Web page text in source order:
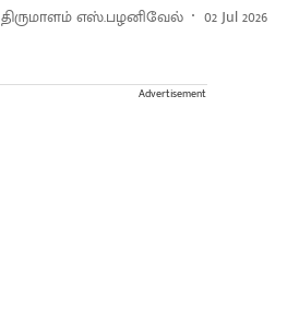
திருமாளம் எஸ்.பழனிவேல் 02 Jul 2026
Advertisement